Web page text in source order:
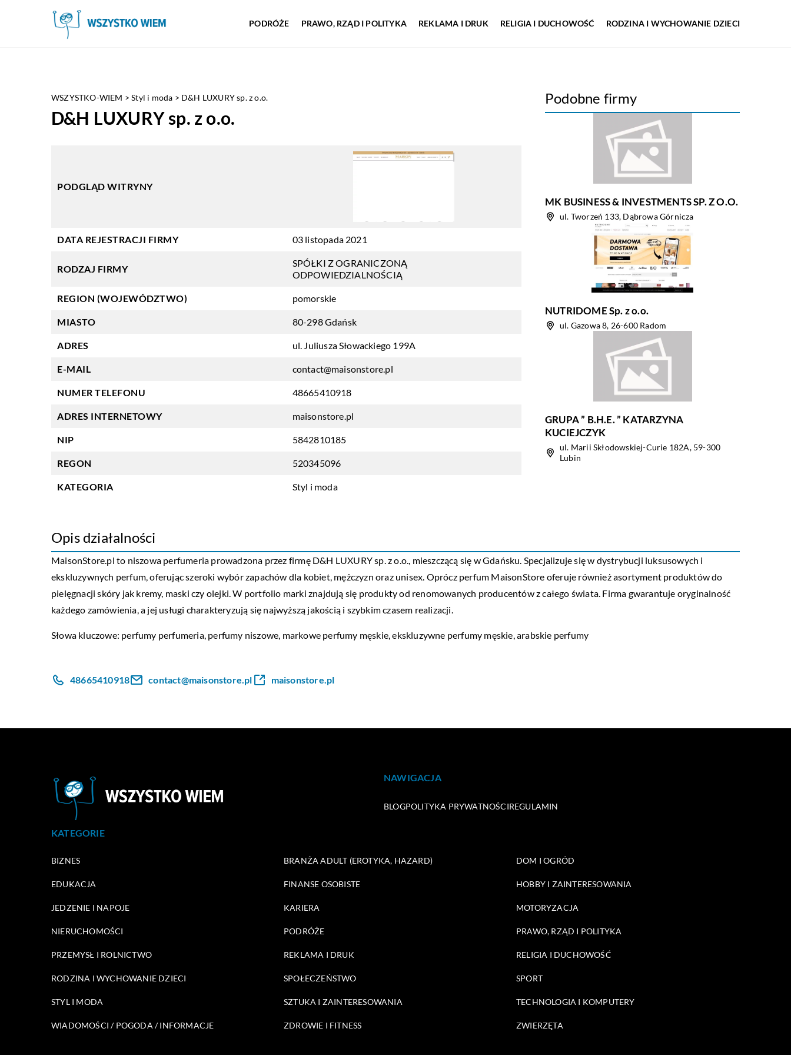
PODRÓŻE PRAWO, RZĄD I POLITYKA REKLAMA I DRUK RELIGIA I DUCHOWOŚĆ RODZINA I WYCHOWANIE DZIECI
WSZYSTKO-WIEM >Styl i moda > D&H LUXURY sp. z o.o.
D&H LUXURY sp. z o.o.
PODGLĄD WITRYNY
DATA REJESTRACJI FIRMY 03 listopada 2021
RODZAJ FIRMY
SPÓŁKI Z OGRANICZONĄ
ODPOWIEDZIALNOŚCIĄ
REGION (WOJEWÓDZTWO) pomorskie
MIASTO 80-298 Gdańsk
ADRES ul. Juliusza Słowackiego 199A
E-MAIL contact@maisonstore.pl
NUMER TELEFONU 48665410918
ADRES INTERNETOWY maisonstore.pl
NIP 5842810185
REGON 520345096
KATEGORIA Styl i moda
Podobne firmy
MK BUSINESS & INVESTMENTS SP. Z O.O.
ul. Tworzeń 133, Dąbrowa Górnicza
NUTRIDOME Sp. z o.o.
ul. Gazowa 8, 26-600 Radom
GRUPA ” B.H.E. ” KATARZYNA
KUCIEJCZYK
ul. Marii Skłodowskiej-Curie 182A, 59-300
Lubin
Opis działalności
MaisonStore.pl to niszowa perfumeria prowadzona przez firmę D&H LUXURY sp. z o.o., mieszczącą się w Gdańsku. Specjalizuje się w dystrybucji luksusowych i
ekskluzywnych perfum, oferując szeroki wybór zapachów dla kobiet, mężczyzn oraz unisex. Oprócz perfum MaisonStore oferuje również asortyment produktów do
pielęgnacji skóry jak kremy, maski czy olejki. W portfolio marki znajdują się produkty od renomowanych producentów z całego świata. Firma gwarantuje oryginalność
każdego zamówienia, a jej usługi charakteryzują się najwyższą jakością i szybkim czasem realizacji.
Słowa kluczowe: perfumy perfumeria, perfumy niszowe, markowe perfumy męskie, ekskluzywne perfumy męskie, arabskie perfumy
48665410918 contact@maisonstore.pl maisonstore.pl
NAWIGACJA
BLOGPOLITYKA PRYWATNOŚCIREGULAMIN
KATEGORIE
BIZNES BRANŻA ADULT (EROTYKA, HAZARD) DOM I OGRÓD
EDUKACJA FINANSE OSOBISTE HOBBY I ZAINTERESOWANIA
JEDZENIE I NAPOJE KARIERA MOTORYZACJA
NIERUCHOMOŚCI PODRÓŻE PRAWO, RZĄD I POLITYKA
PRZEMYSŁ I ROLNICTWO REKLAMA I DRUK RELIGIA I DUCHOWOŚĆ
RODZINA I WYCHOWANIE DZIECI SPOŁECZEŃSTWO SPORT
STYL I MODA SZTUKA I ZAINTERESOWANIA TECHNOLOGIA I KOMPUTERY
WIADOMOŚCI / POGODA / INFORMACJE ZDROWIE I FITNESS ZWIERZĘTA